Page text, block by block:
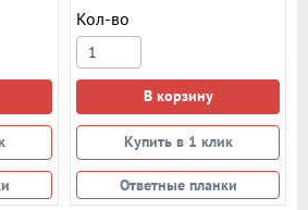
Кол-во
В корзину
Купить в 1 клик
Ответные планки